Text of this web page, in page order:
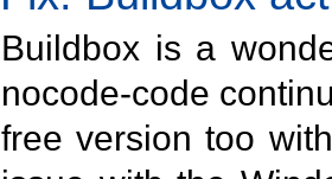
Buildbox is a
nocode-code
free version too